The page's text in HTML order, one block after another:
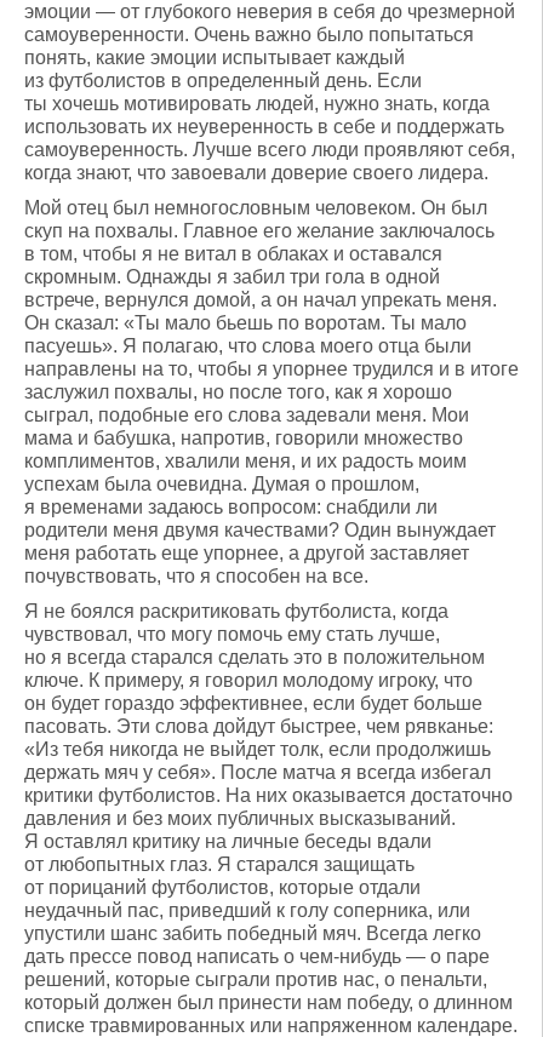
эмоции — от глубокого неверия в себя до чрезмерной
самоуверенности. Очень важно было попытаться
понять, какие эмоции испытывает каждый
из футболистов в определенный день. Если
ты хочешь мотивировать людей, нужно знать, когда
использовать их неуверенность в себе и поддержать
самоуверенность. Лучше всего люди проявляют себя,
когда знают, что завоевали доверие своего лидера.
Мой отец был немногословным человеком. Он был
скуп на похвалы. Главное его желание заключалось
в том, чтобы я не витал в облаках и оставался
скромным. Однажды я забил три гола в одной
встрече, вернулся домой, а он начал упрекать меня.
Он сказал: «Ты мало бьешь по воротам. Ты мало
пасуешь». Я полагаю, что слова моего отца были
направлены на то, чтобы я упорнее трудился и в итоге
заслужил похвалы, но после того, как я хорошо
сыграл, подобные его слова задевали меня. Мои
мама и бабушка, напротив, говорили множество
комплиментов, хвалили меня, и их радость моим
успехам была очевидна. Думая о прошлом,
я временами задаюсь вопросом: снабдили ли
родители меня двумя качествами? Один вынуждает
меня работать еще упорнее, а другой заставляет
почувствовать, что я способен на все.
Я не боялся раскритиковать футболиста, когда
чувствовал, что могу помочь ему стать лучше,
но я всегда старался сделать это в положительном
ключе. К примеру, я говорил молодому игроку, что
он будет гораздо эффективнее, если будет больше
пасовать. Эти слова дойдут быстрее, чем рявканье:
«Из тебя никогда не выйдет толк, если продолжишь
держать мяч у себя». После матча я всегда избегал
критики футболистов. На них оказывается достаточно
давления и без моих публичных высказываний.
Я оставлял критику на личные беседы вдали
от любопытных глаз. Я старался защищать
от порицаний футболистов, которые отдали
неудачный пас, приведший к голу соперника, или
упустили шанс забить победный мяч. Всегда легко
дать прессе повод написать о чем-нибудь — о паре
решений, которые сыграли против нас, о пенальти,
который должен был принести нам победу, о длинном
списке травмированных или напряженном календаре.